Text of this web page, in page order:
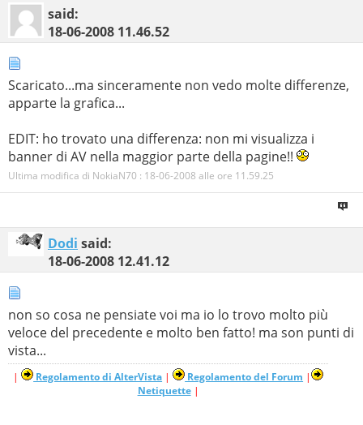
said:
18-06-2008 11.46.52
Scaricato...ma sinceramente non vedo molte differenze,
apparte la grafica...
EDIT: ho trovato una differenza: non mi visualizza i
banner di AV nella maggior parte della pagine!!
Ultima modifica di NokiaN70 : 18-06-2008 alle ore 11.59.25
Dodi said:
18-06-2008 12.41.12
non so cosa ne pensiate voi ma io lo trovo molto più
veloce del precedente e molto ben fatto! ma son punti di
vista...
| Regolamento di AlterVista | Regolamento del Forum |
Netiquette|